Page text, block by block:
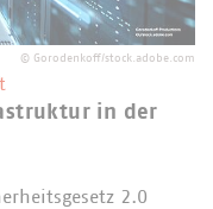
© Gorodenkoff/stock.adobe.com
in der
2.0